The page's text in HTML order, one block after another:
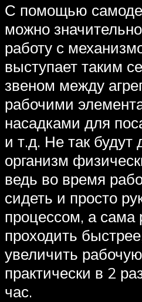
С помощью
можно
работу с
выступает таким
звеном между
рабочими
насадками для
и т.д. Не так будут
организм
ведь во время
сидеть и просто
процессом, а сама
проходить
увеличить
практически в 2
час.